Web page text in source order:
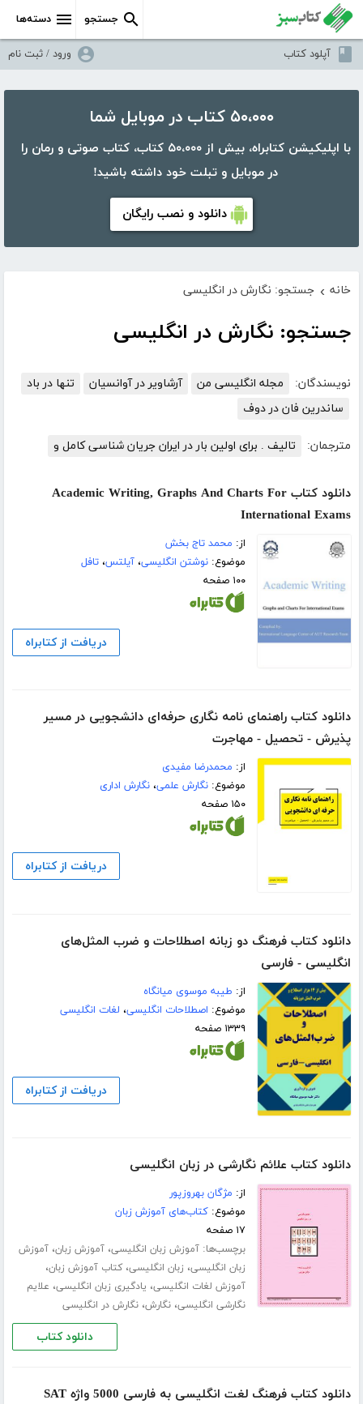
دسته‌ها جستجو
آپلود کتاب ورود / ثبت نام
۵۰،۰۰۰ کتاب در موبایل شما
با اپلیکیشن کتابراه، بیش از ۵۰،۰۰۰ کتاب، کتاب صوتی و رمان را
در موبایل و تبلت خود داشته باشید!
دانلود و نصب رایگان
خانه › جستجو: نگارش در انگلیسی
جستجو: نگارش در انگلیسی
نویسندگان: مجله انگلیسی من آرشاویر در آوانسیان
تنها در باد
ساندرین فان در دوف
مترجمان: تالیف . برای اولین بار در ایران جریان شناسی کامل و
دانلود کتاب Academic Writing, Graphs And Charts For
International Exams
از: محمد تاج بخش
موضوع:نوشتن انگلیسی،آیلتس،تافل
۱۰۰ صفحه
دریافت از کتابراه
دانلود کتاب راهنمای نامه نگاری حرفه‌ای دانشجویی در مسیر
پذیرش - تحصیل - مهاجرت
از: محمدرضا مفیدی
موضوع:نگارش علمی،نگارش اداری
۱۵۰ صفحه
دریافت از کتابراه
دانلود کتاب فرهنگ دو زبانه اصطلاحات و ضرب المثل‌های
انگلیسی - فارسی
از: طیبه موسوی میانگاه
موضوع: اصطلاحات انگلیسی، لغات انگلیسی
۱۳۳۹ صفحه
دریافت از کتابراه
دانلود کتاب علائم نگارشی در زبان انگلیسی
از: مژگان بهروزپور
موضوع:کتاب‌های آموزش زبان
۱۷ صفحه
برچسب‌ها:آموزش زبان انگلیسی،آموزش زبان،آموزش
زبان انگلیسی، زبان انگلیسی،کتاب آموزش زبان،
آموزش لغات انگلیسی، یادگیری زبان انگلیسی، علایم
نگارشی انگلیسی،نگارش،نگارش در انگلیسی
دانلود کتاب
دانلود کتاب فرهنگ لغت انگلیسی به فارسی 5000 واژه SAT